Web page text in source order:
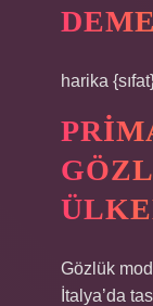
harika
Gözlük
İtalya’da